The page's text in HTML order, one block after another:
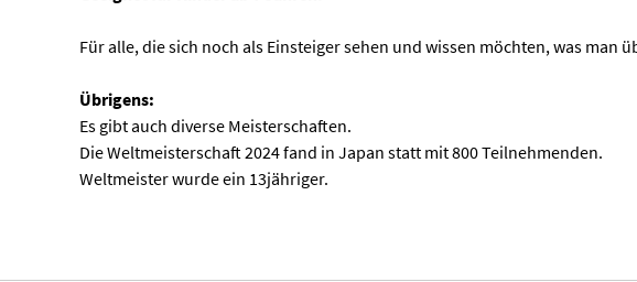
Für alle, die sich noch als Einsteiger sehen und wissen möchten, was man
Übrigens:
Es gibt auch diverse Meisterschaften.
Die Weltmeisterschaft 2024 fand in Japan statt mit 800 Teilnehmenden.
Weltmeister wurde ein 13jähriger.